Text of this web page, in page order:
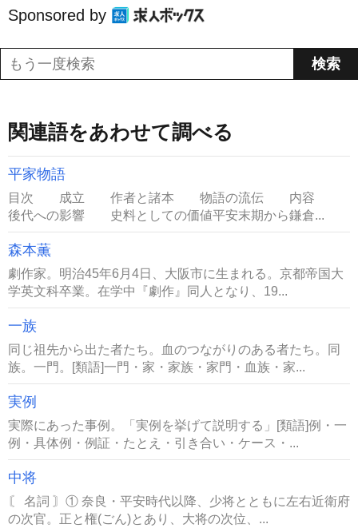
Sponsored by
関連語をあわせて調べる
平家物語
目次 成立 作者と諸本 物語の流伝 内容
後代への影響 史料としての価値平安末期から鎌倉...
森本薫
劇作家。明治45年6月4日、大阪市に生まれる。京都帝国大
学英文科卒業。在学中『劇作』同人となり、19...
一族
同じ祖先から出た者たち。血のつながりのある者たち。同
族。一門。[類語]一門・家・家族・家門・血族・家...
実例
実際にあった事例。「実例を挙げて説明する」[類語]例・一
例・具体例・例証・たとえ・引き合い・ケース・...
中将
〘 名詞 〙① 奈良・平安時代以降、少将とともに左右近衛府
の次官。正と権(ごん)とあり、大将の次位、...